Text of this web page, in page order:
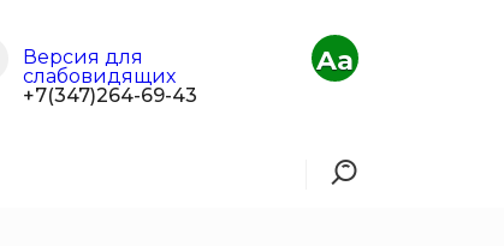
Версия для
слабовидящих
+7(347)264-69-43
Aa